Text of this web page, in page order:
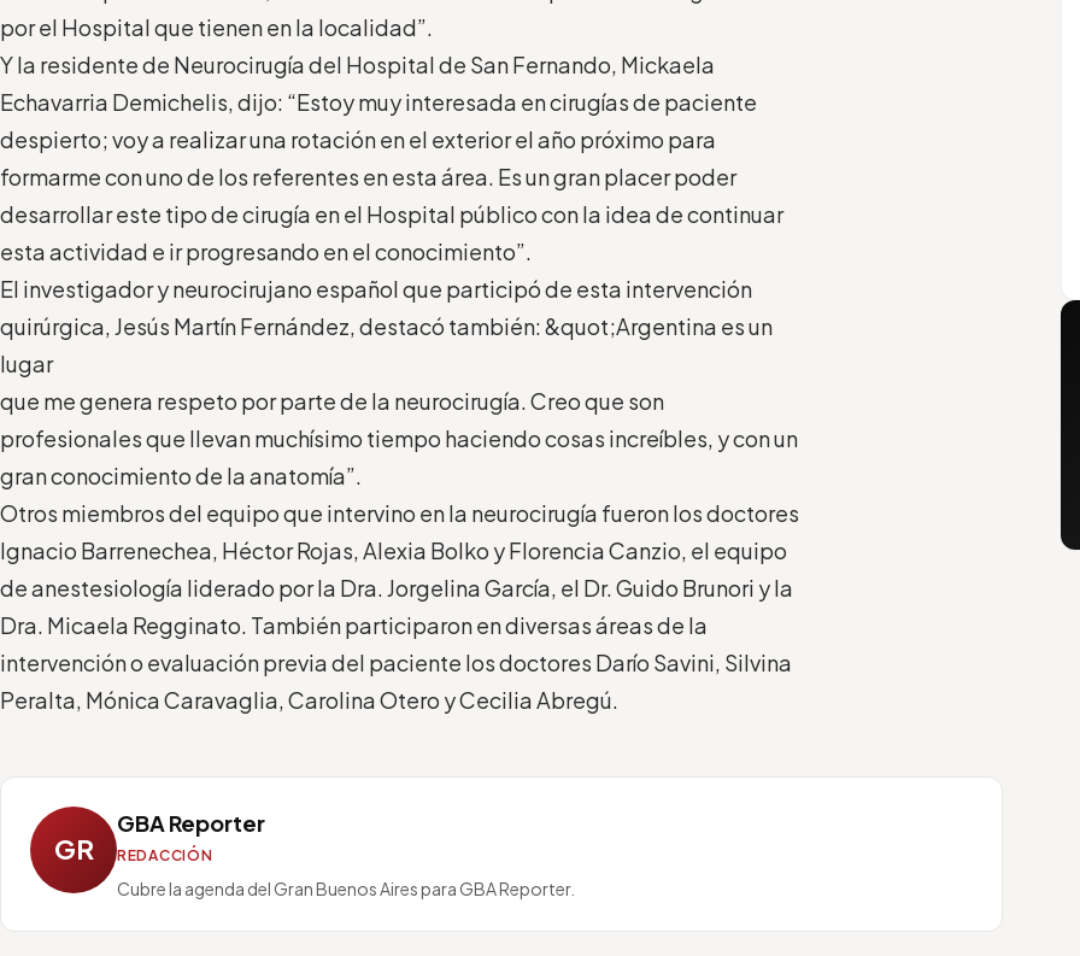
por el Hospital que tienen en la localidad”.
Y la residente de Neurocirugía del Hospital de San Fernando, Mickaela
Echavarria Demichelis, dijo: “Estoy muy interesada en cirugías de paciente
despierto; voy a realizar una rotación en el exterior el año próximo para
formarme con uno de los referentes en esta área. Es un gran placer poder
desarrollar este tipo de cirugía en el Hospital público con la idea de continuar
esta actividad e ir progresando en el conocimiento”.
El investigador y neurocirujano español que participó de esta intervención
quirúrgica, Jesús Martín Fernández, destacó también: &quot;Argentina es un
lugar
que me genera respeto por parte de la neurocirugía. Creo que son
profesionales que llevan muchísimo tiempo haciendo cosas increíbles, y con un
gran conocimiento de la anatomía”.
Otros miembros del equipo que intervino en la neurocirugía fueron los doctores
Ignacio Barrenechea, Héctor Rojas, Alexia Bolko y Florencia Canzio, el equipo
de anestesiología liderado por la Dra. Jorgelina García, el Dr. Guido Brunori y la
Dra. Micaela Regginato. También participaron en diversas áreas de la
intervención o evaluación previa del paciente los doctores Darío Savini, Silvina
Peralta, Mónica Caravaglia, Carolina Otero y Cecilia Abregú.
GR
GBA Reporter
REDACCIÓN
Cubre la agenda del Gran Buenos Aires para GBA Reporter.